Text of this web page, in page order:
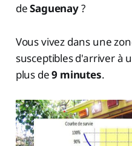
deSaguenay?
Vous vivez dans une
susceptibles d'arriver à
plus de9 minutes.